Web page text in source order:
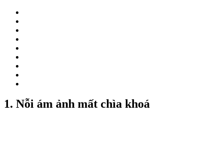
1. Nỗi ám ảnh mất chìa khoá